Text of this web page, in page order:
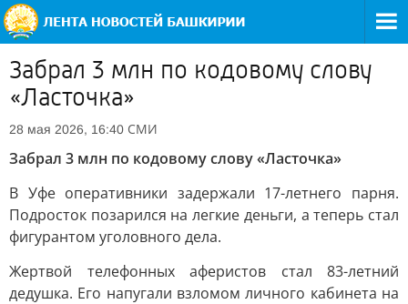
Забрал 3 млн по кодовому слову
«Ласточка»
28 мая 2026, 16:40 СМИ
Забрал 3 млн по кодовому слову «Ласточка»
В Уфе оперативники задержали 17-летнего парня.
Подросток позарился на легкие деньги, а теперь стал
фигурантом уголовного дела.
Жертвой телефонных аферистов стал 83-летний
дедушка. Его напугали взломом личного кабинета на